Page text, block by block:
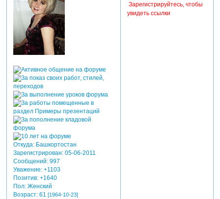
Откуда:Башкортостан
Зарегистрирован: 05-06-2011
Сообщений:997
Уважение: +1103
Позитив: +1640
Пол:Женский
Возраст:61 [1964-10-23]
Зарегистрируйтесь, чтобы
увидеть ссылки